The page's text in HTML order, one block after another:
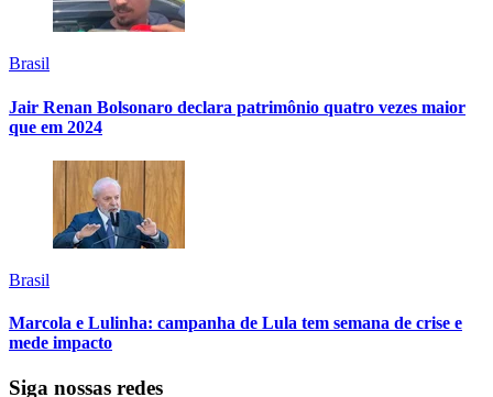
Brasil
Jair Renan Bolsonaro declara patrimônio quatro vezes maior
que em 2024
Brasil
Marcola e Lulinha: campanha de Lula tem semana de crise e
mede impacto
Siga nossas redes